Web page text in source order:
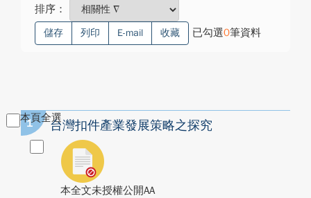
排序：
儲存 列印 E-mail 收藏 已勾選0筆資料
本頁全選
1 台灣扣件產業發展策略之探究
本全文未授權公開AA